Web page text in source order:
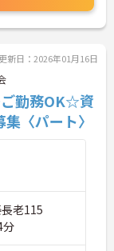
新日：2026年01月16日
ご勤務OK☆資
〈パート〉
老115
分